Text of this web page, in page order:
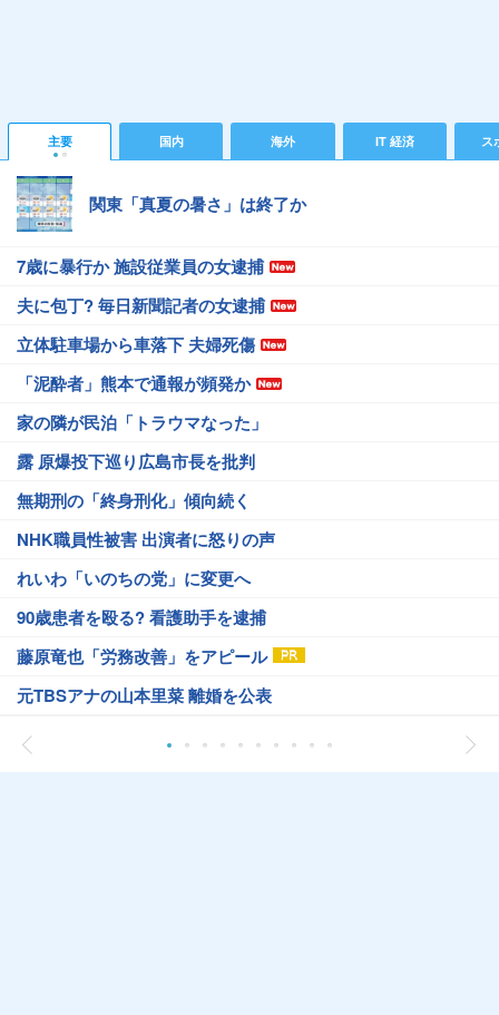
主要 国内 海外 IT 経済 ス
関東「真夏の暑さ」は終了か
7歳に暴行か 施設従業員の女逮捕
夫に包丁? 毎日新聞記者の女逮捕
立体駐車場から車落下 夫婦死傷
「泥酔者」熊本で通報が頻発か
家の隣が民泊「トラウマなった」
露 原爆投下巡り広島市長を批判
無期刑の「終身刑化」傾向続く
NHK職員性被害 出演者に怒りの声
れいわ「いのちの党」に変更へ
90歳患者を殴る? 看護助手を逮捕
藤原竜也「労務改善」をアピール
元TBSアナの山本里菜 離婚を公表